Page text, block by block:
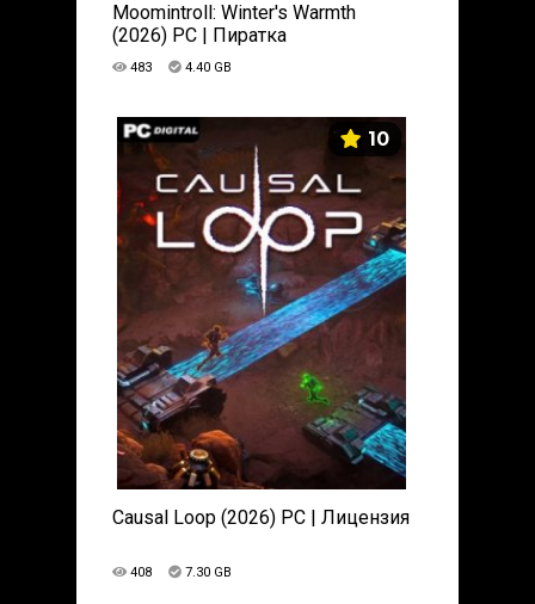
Moomintroll: Winter's Warmth
(2026) PC | Пиратка
483 4.40 GB
10
Causal Loop (2026) PC | Лицензия
408 7.30 GB